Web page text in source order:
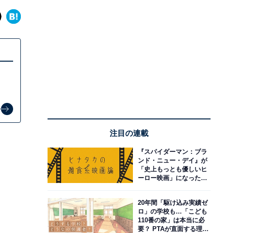
注目の連載
『スパイダーマン：ブラ
ンド・ニュー・デイ』が
「史上もっとも優しいヒ
ーロー映画」になった理
20年間「駆け込み実績ゼ
ロ」の学校も…「こども
110番の家」は本当に必
要？ PTAが直面する理想